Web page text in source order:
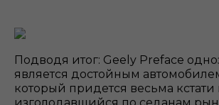
Подводя итог: Geely Preface
является достойным
который придется весьма кстати